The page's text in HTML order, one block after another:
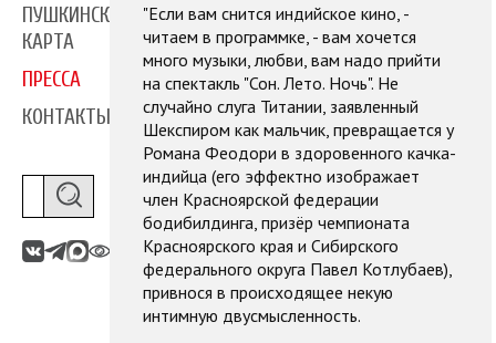
ПУШКИНСКАЯ
КАРТА
ПРЕССА
КОНТАКТЫ
"Если вам снится индийское кино, -
читаем в программке, - вам хочется
много музыки, любви, вам надо прийти
на спектакль "Сон. Лето. Ночь". Не
случайно слуга Титании, заявленный
Шекспиром как мальчик, превращается у
Романа Феодори в здоровенного качка-
индийца (его эффектно изображает
член Красноярской федерации
бодибилдинга, призёр чемпионата
Красноярского края и Сибирского
федерального округа Павел Котлубаев),
привнося в происходящее некую
интимную двусмысленность.